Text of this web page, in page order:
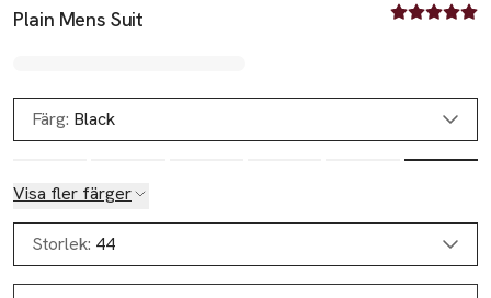
Plain Mens Suit
5 av fem
Färg: Black
Visa fler färger
Storlek: 44